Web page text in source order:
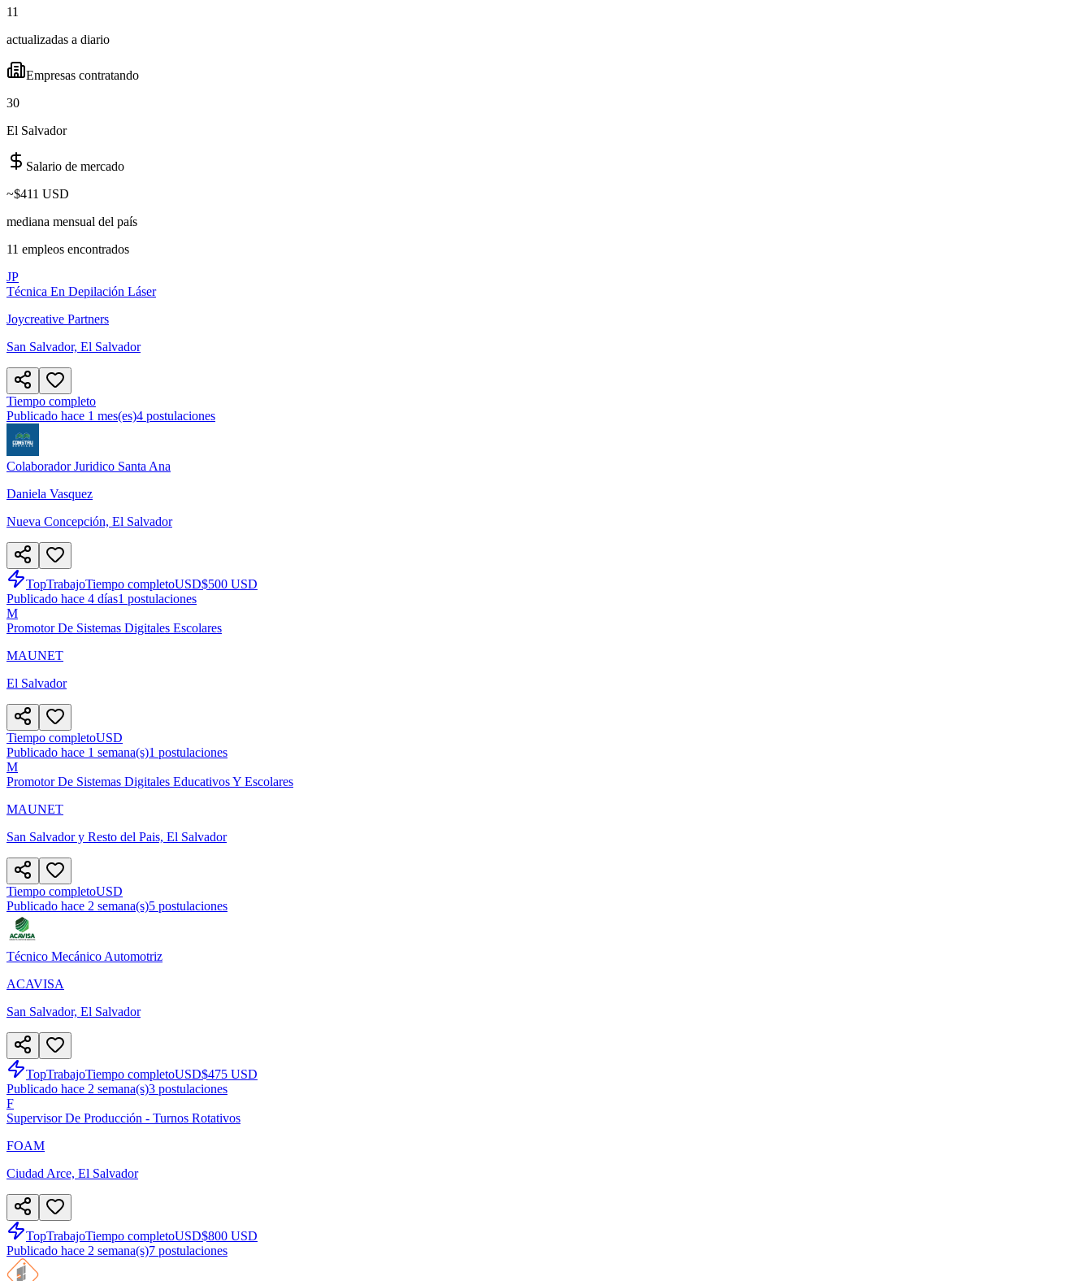
11
actualizadas a diario
Empresas contratando
30
El Salvador
Salario de mercado
~$411 USD
mediana mensual del país
11 empleos encontrados
JP
Técnica En Depilación Láser
Joycreative Partners
San Salvador, El Salvador
Tiempo completo
Publicado hace 1 mes(es)4 postulaciones
Colaborador Juridico Santa Ana
Daniela Vasquez
Nueva Concepción, El Salvador
TopTrabajoTiempo completoUSD$500 USD
Publicado hace 4 días1 postulaciones
M
Promotor De Sistemas Digitales Escolares
MAUNET
El Salvador
Tiempo completoUSD
Publicado hace 1 semana(s)1 postulaciones
M
Promotor De Sistemas Digitales Educativos Y Escolares
MAUNET
San Salvador y Resto del Pais, El Salvador
Tiempo completoUSD
Publicado hace 2 semana(s)5 postulaciones
Técnico Mecánico Automotriz
ACAVISA
San Salvador, El Salvador
TopTrabajoTiempo completoUSD$475 USD
Publicado hace 2 semana(s)3 postulaciones
F
Supervisor De Producción - Turnos Rotativos
FOAM
Ciudad Arce, El Salvador
TopTrabajoTiempo completoUSD$800 USD
Publicado hace 2 semana(s)7 postulaciones